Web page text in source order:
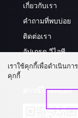
เกี่ยวกับเรา
คำถามที่พบบ่อย
ติดต่อเรา
อัปเกรด วีไอพี
ดาวน์โหลดแอป
เราใช้คุกกี้เพื่อดำเนินก
คุกกี้